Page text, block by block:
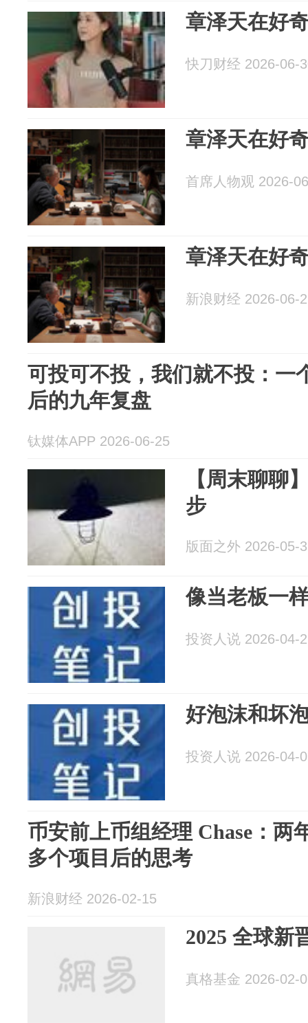
章泽天在好
快刀财经 2026-06-
章泽天在好
首席人物观 2026-
章泽天在好
新浪财经 2026-06-
可投可不投，我们就不投：一
后的九年复盘
钛媒体APP 2026-06-25
【周末聊聊
步
版面之外 2026-05-
像当老板一
投资人说 2026-04-
好泡沫和坏
投资人说 2026-04-
币安前上币组经理 Chase：两
多个项目后的思考
新浪财经 2026-02-15
2025 全球新
真格基金 2026-02-